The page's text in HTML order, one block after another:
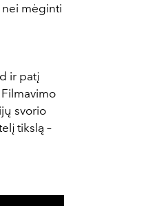
nei mėginti
ir patį
svorio
tikslą –